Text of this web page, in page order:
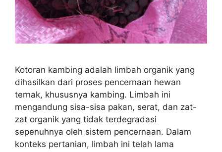
Kotoran kambing adalah limbah organik yang
dihasilkan dari proses pencernaan hewan
ternak, khususnya kambing. Limbah ini
mengandung sisa-sisa pakan, serat, dan zat-
zat organik yang tidak terdegradasi
sepenuhnya oleh sistem pencernaan. Dalam
konteks pertanian, limbah ini telah lama